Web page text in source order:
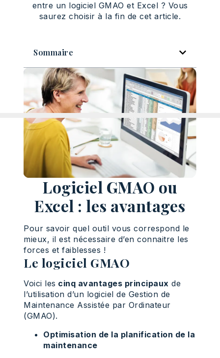
entre un logiciel GMAO et Excel ? Vous
saurez choisir à la fin de cet article.
Sommaire
Logiciel GMAO ou
Excel : les avantages
Pour savoir quel outil vous correspond le
mieux, il est nécessaire d’en connaitre les
forces et faiblesses !
Le logiciel GMAO
Voici les cinq avantages principaux de
l’utilisation d’un logiciel de Gestion de
Maintenance Assistée par Ordinateur
(GMAO).
Optimisation de la planification de la
maintenance